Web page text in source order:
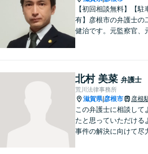
い。
【初回相談無料】【駐
有】彦根市の弁護士の
健治です。元監察官、
トいたします。
北村 美菜 弁護士
荒川法律事務所
滋賀県| 彦根市 彦根
この弁護士に相談して
たと思っていただける
事件の解決に向けて尽